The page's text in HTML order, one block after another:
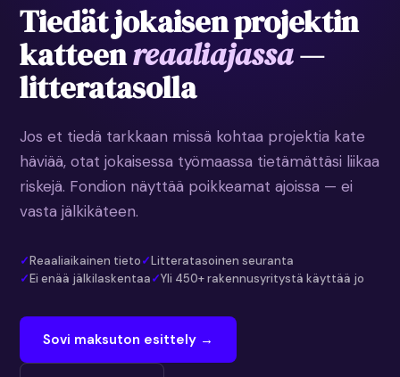
Tiedät jokaisen projektin
katteenreaaliajassa—
litteratasolla
Jos et tiedä tarkkaan missä kohtaa projektia kate
häviää, otat jokaisessa työmaassa tietämättäsi liikaa
riskejä. Fondion näyttää poikkeamat ajoissa — ei
vasta jälkikäteen.
Reaaliaikainen tieto
Litteratasoinen seuranta
Ei enää jälkilaskentaa
Yli 450+ rakennusyritystä käyttää jo
Sovi maksuton esittely →